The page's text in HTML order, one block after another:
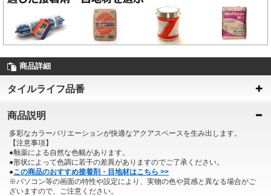
商品詳細
タイルライフ品番
商品説明
多彩なカラーバリエーションが快適なアクアスペースを生み出します。
【注意事項】
●釉薬による自然な色幅があります。
●形状によって色調に若干の差異がありますのでご了承ください。
●この商品のおすすめ接着剤・目地材はこちら >>
※パソコン等の画面の特性や設定により、実物の色や質感と異なる場合がご
ざいますので、ご注意ください。